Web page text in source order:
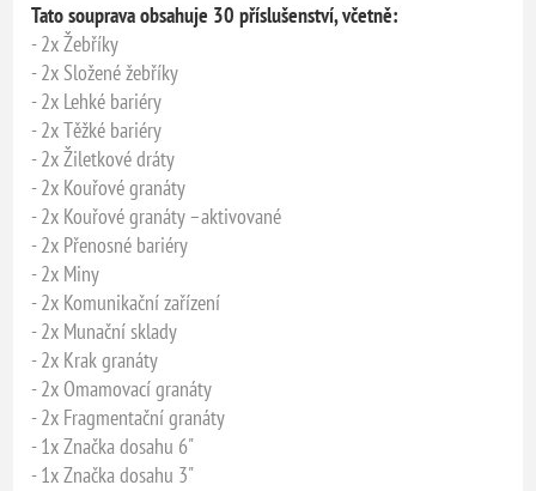
Tato souprava obsahuje 30 příslušenství, včetně:
- 2x Žebříky
- 2x Složené žebříky
- 2x Lehké bariéry
- 2x Těžké bariéry
- 2x Žiletkové dráty
- 2x Kouřové granáty
- 2x Kouřové granáty –aktivované
- 2x Přenosné bariéry
- 2x Miny
- 2x Komunikační zařízení
- 2x Munační sklady
- 2x Krak granáty
- 2x Omamovací granáty
- 2x Fragmentační granáty
- 1x Značka dosahu 6"
- 1x Značka dosahu 3"